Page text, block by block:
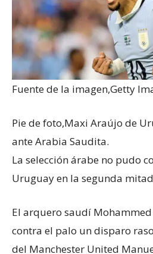
Fuente de la imagen,Getty
Pie de foto,Maxi Araújo de
ante Arabia Saudita.
La selección árabe no pudo
Uruguay en la segunda
El arquero saudí
contra el palo un disparo
del Manchester United